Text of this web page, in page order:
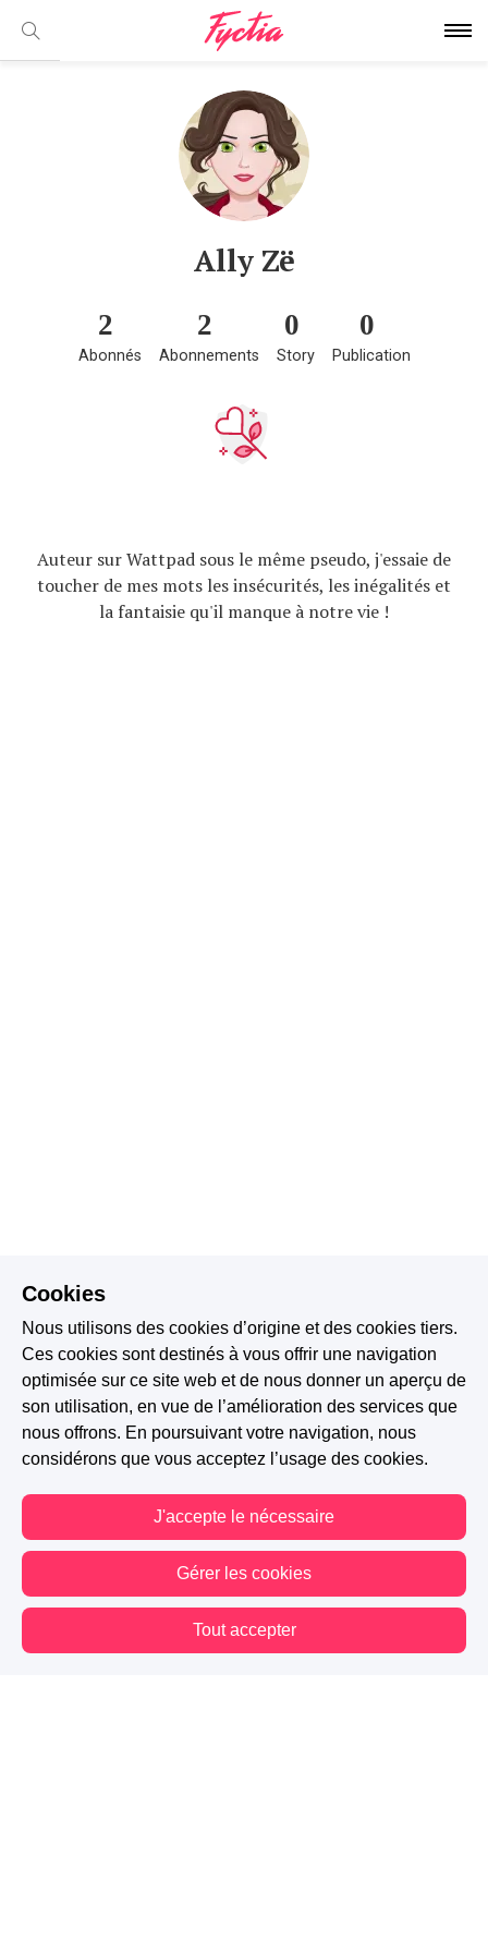
Ally Zë
2
Abonnés
2
Abonnements
0
Story
0
Publication
Auteur sur Wattpad sous le même pseudo, j'essaie de
toucher de mes mots les insécurités, les inégalités et
la fantaisie qu'il manque à notre vie !
Cookies
Nous utilisons des cookies d’origine et des cookies tiers.
Ces cookies sont destinés à vous offrir une navigation
optimisée sur ce site web et de nous donner un aperçu de
son utilisation, en vue de l’amélioration des services que
nous offrons. En poursuivant votre navigation, nous
considérons que vous acceptez l’usage des cookies.
J'accepte le nécessaire
Gérer les cookies
Tout accepter